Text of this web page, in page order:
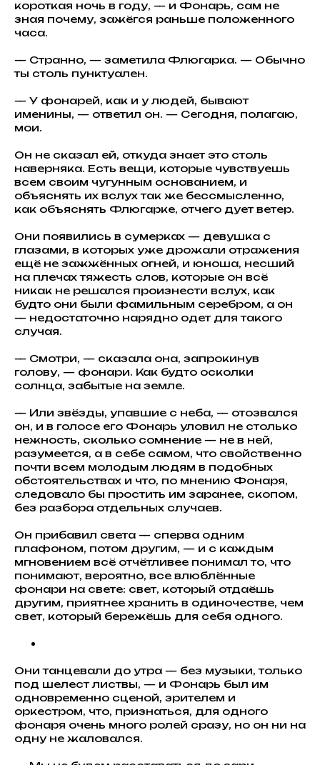
короткая ночь в году, — и Фонарь, сам не
зная почему, зажёгся раньше положенного
часа.
— Странно, — заметила Флюгарка. — Обычно
ты столь пунктуален.
— У фонарей, как и у людей, бывают
именины, — ответил он. — Сегодня, полагаю,
мои.
Он не сказал ей, откуда знает это столь
наверняка. Есть вещи, которые чувствуешь
всем своим чугунным основанием, и
объяснять их вслух так же бессмысленно,
как объяснять Флюгарке, отчего дует ветер.
Они появились в сумерках — девушка с
глазами, в которых уже дрожали отражения
ещё не зажжённых огней, и юноша, несший
на плечах тяжесть слов, которые он всё
никак не решался произнести вслух, как
будто они были фамильным серебром, а он
— недостаточно нарядно одет для такого
случая.
— Смотри, — сказала она, запрокинув
голову, — фонари. Как будто осколки
солнца, забытые на земле.
— Или звёзды, упавшие с неба, — отозвался
он, и в голосе его Фонарь уловил не столько
нежность, сколько сомнение — не в ней,
разумеется, а в себе самом, что свойственно
почти всем молодым людям в подобных
обстоятельствах и что, по мнению Фонаря,
следовало бы простить им заранее, скопом,
без разбора отдельных случаев.
Он прибавил света — сперва одним
плафоном, потом другим, — и с каждым
мгновением всё отчётливее понимал то, что
понимают, вероятно, все влюблённые
фонари на свете: свет, который отдаёшь
другим, приятнее хранить в одиночестве, чем
свет, который бережёшь для себя одного.
Они танцевали до утра — без музыки, только
под шелест листвы, — и Фонарь был им
одновременно сценой, зрителем и
оркестром, что, признаться, для одного
фонаря очень много ролей сразу, но он ни на
одну не жаловался.